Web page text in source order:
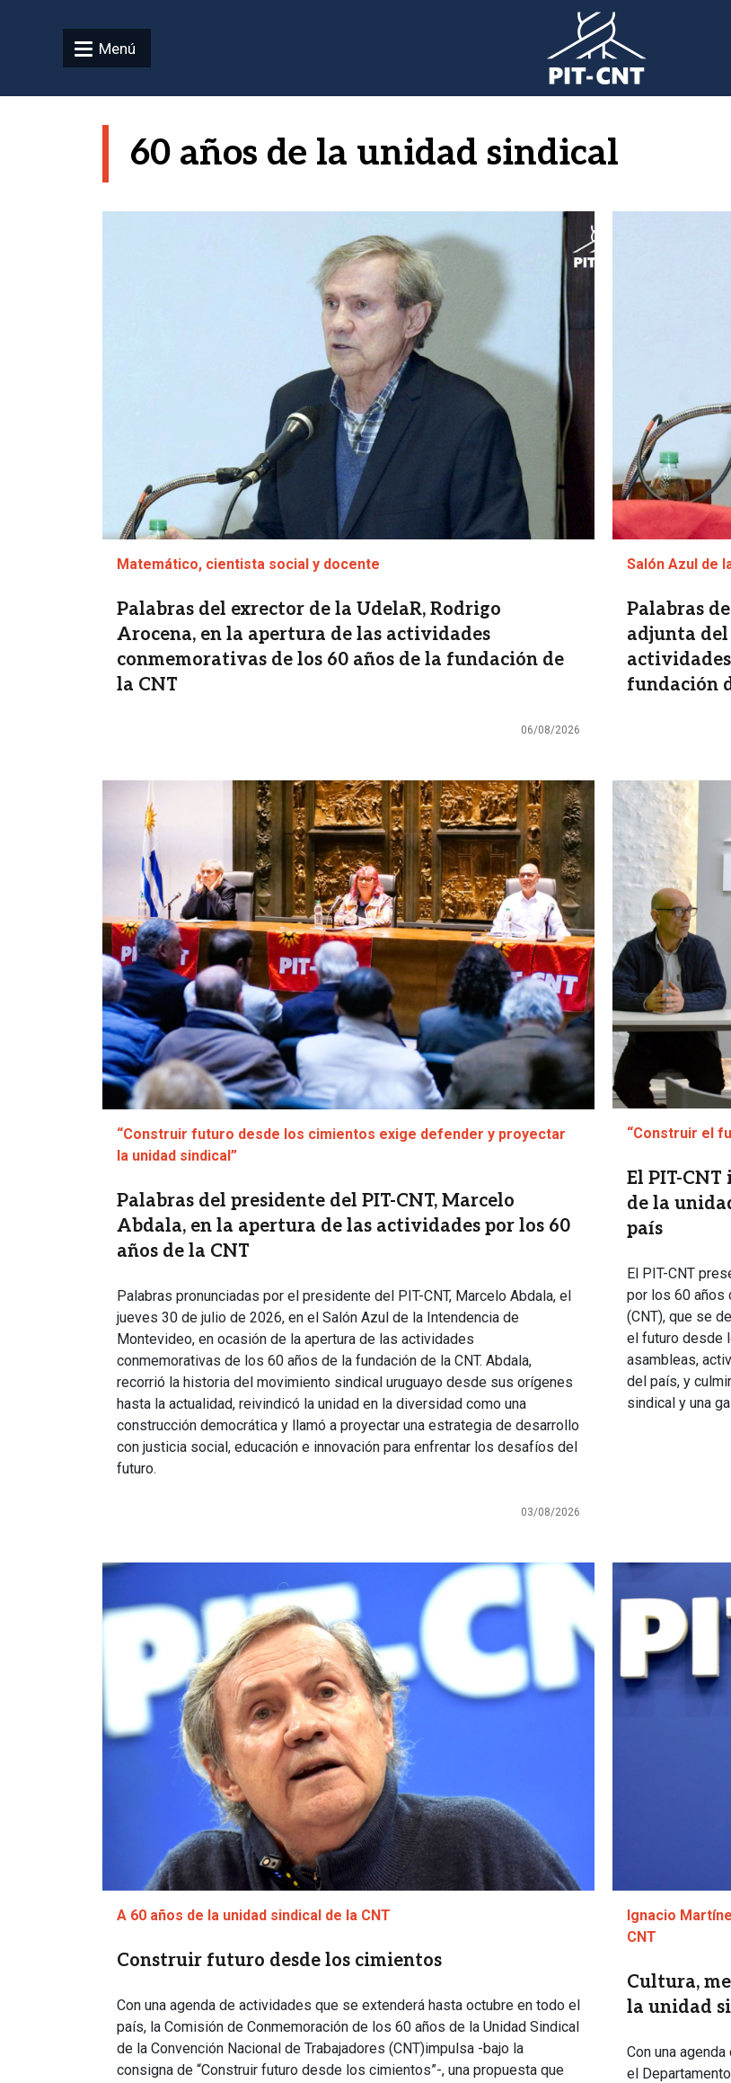
Menú
60 años de la unidad sindical
Matemático, cientista social y docente
Palabras del exrector de la UdelaR, Rodrigo
Arocena, en la apertura de las actividades
conmemorativas de los 60 años de la fundación de
la CNT
06/08/2026
Salón Azul de
Palabras
adjunta del
fundación
Imagen
“Construir futuro desde los cimientos exige defender y proyectar
la unidad sindical”
Palabras del presidente del PIT-CNT, Marcelo
Abdala, en la apertura de las actividades por los 60
años de la CNT
Palabras pronunciadas por el presidente del PIT-CNT, Marcelo Abdala, el
jueves 30 de julio de 2026, en el Salón Azul de la Intendencia de
Montevideo, en ocasión de la apertura de las actividades
conmemorativas de los 60 años de la fundación de la CNT. Abdala,
recorrió la historia del movimiento sindical uruguayo desde sus orígenes
hasta la actualidad, reivindicó la unidad en la diversidad como una
construcción democrática y llamó a proyectar una estrategia de desarrollo
con justicia social, educación e innovación para enfrentar los desafíos del
futuro.
03/08/2026
Imagen
“Construir el
El PIT-
de la
país
El PIT-CNT
por los 60 años
(CNT), que se
el futuro desde
asambleas,
del país, y
sindical y una
Imagen
A 60 años de la unidad sindical de la CNT
Construir futuro desde los cimientos
Con una agenda de actividades que se extenderá hasta octubre en todo el
país, la Comisión de Conmemoración de los 60 años de la Unidad Sindical
de la Convención Nacional de Trabajadores (CNT)impulsa -bajo la
consigna de “Construir futuro desde los cimientos”-, una propuesta que
Imagen
Ignacio
CNT
Cultura,
la unidad
Con una
el